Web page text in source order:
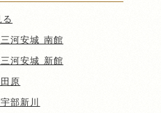
河安城 南館
河安城 新館
原
部新川